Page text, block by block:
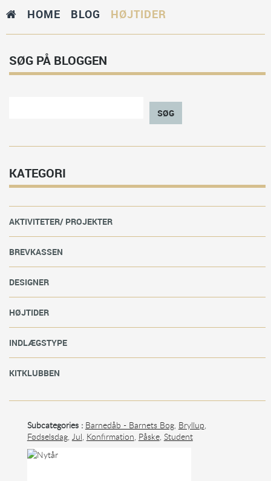
HOME BLOG HØJTIDER
SØG PÅ BLOGGEN
SØG
KATEGORI
AKTIVITETER/ PROJEKTER
BREVKASSEN
DESIGNER
HØJTIDER
INDLÆGSTYPE
KITKLUBBEN
Subcategories : Barnedåb - Barnets Bog, Bryllup,
Fødselsdag, Jul, Konfirmation, Påske, Student